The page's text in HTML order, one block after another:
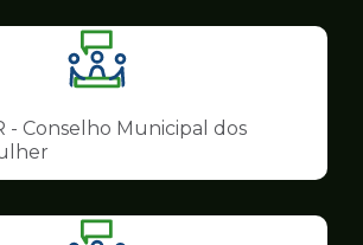
Ilustração
da
pagina
Conselhos
- Conselho Municipal dos